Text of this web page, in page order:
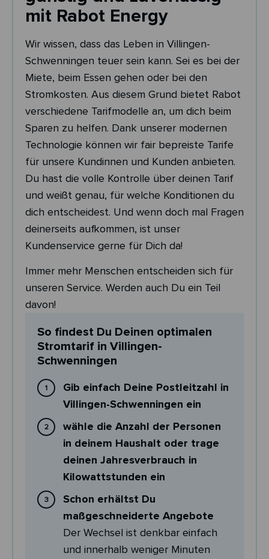
mit Rabot Energy
Wir wissen, dass das Leben in Villingen-
Schwenningen teuer sein kann. Sei es bei der
Miete, beim Essen gehen oder bei den
Stromkosten. Aus diesem Grund bietet Rabot
verschiedene Tarifmodelle an, um dich beim
Sparen zu helfen. Dank unserer modernen
Technologie können wir fair bepreiste Tarife
für unsere Kundinnen und Kunden anbieten.
Du hast die volle Kontrolle über deinen Tarif
und weißt genau, für welche Konditionen du
dich entscheidest. Und wenn doch mal Fragen
deinerseits aufkommen, ist unser
Kundenservice gerne für Dich da!
Immer mehr Menschen entscheiden sich für
unseren Service. Werden auch Du ein Teil
davon!
So findest Du Deinen optimalen
Stromtarif in Villingen-
Schwenningen
Gib einfach Deine Postleitzahl in
Villingen-Schwenningen ein
wähle die Anzahl der Personen
in deinem Haushalt oder trage
deinen Jahresverbrauch in
Kilowattstunden ein
Schon erhältst Du
maßgeschneiderte Angebote
Der Wechsel ist denkbar einfach
und innerhalb weniger Minuten